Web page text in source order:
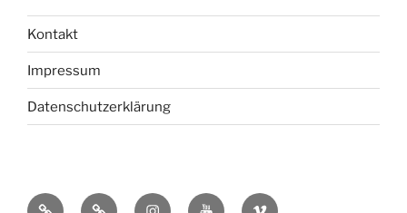
Kontakt
Impressum
Datenschutzerklärung
bsky MastadonInstagramYou Vimeo